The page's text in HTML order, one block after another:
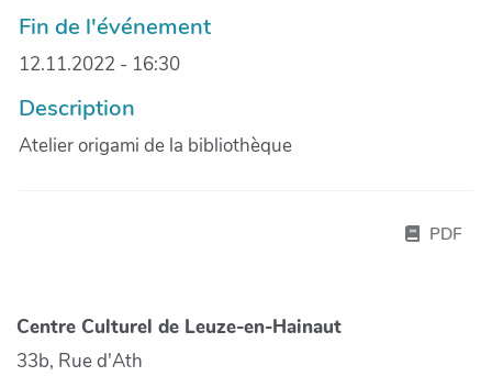
Fin de l'événement
12.11.2022 - 16:30
Description
Atelier origami de la bibliothèque
PDF
Centre Culturel de Leuze-en-Hainaut
33b, Rue d'Ath